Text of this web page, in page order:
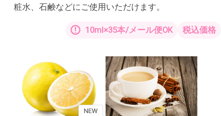
粧水、石鹸などにご使用いただけます。
10ml×35本/メール便OK 税込価格
NEW